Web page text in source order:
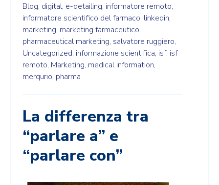
Blog, digital, e-detailing, informatore remoto,
informatore scientifico del farmaco, linkedin,
marketing, marketing farmaceutico,
pharmaceutical marketing, salvatore ruggiero,
Uncategorized, informazione scientifica, isf, isf
remoto, Marketing, medical information,
merqurio, pharma
La differenza tra
“parlare a” e
“parlare con”